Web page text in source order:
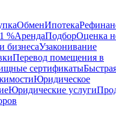
ОбменИпотека
%АрендаПодборОценка
бизнесаУзаконивание
Перевод помещения в
сертификаты
Юридическое
Юридические услуги